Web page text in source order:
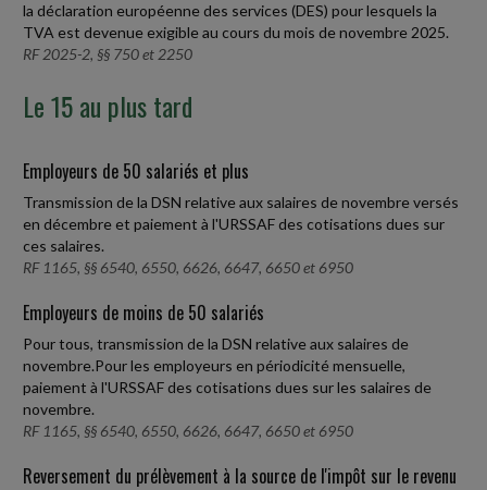
la déclaration européenne des services (DES) pour lesquels la
TVA est devenue exigible au cours du mois de novembre 2025.
RF 2025-2, §§ 750 et 2250
Le 15 au plus tard
Employeurs de 50 salariés et plus
Transmission de la DSN relative aux salaires de novembre versés
en décembre et paiement à l'URSSAF des cotisations dues sur
ces salaires.
RF 1165, §§ 6540, 6550, 6626, 6647, 6650 et 6950
Employeurs de moins de 50 salariés
Pour tous, transmission de la DSN relative aux salaires de
novembre.Pour les employeurs en périodicité mensuelle,
paiement à l'URSSAF des cotisations dues sur les salaires de
novembre.
RF 1165, §§ 6540, 6550, 6626, 6647, 6650 et 6950
Reversement du prélèvement à la source de l'impôt sur le revenu